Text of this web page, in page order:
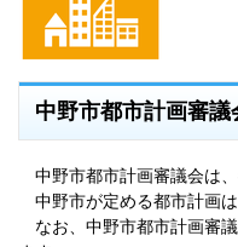
中野市都市計画審議
中野市都市計画審議会は
中野市が定める都市計画は
なお、中野市都市計画審